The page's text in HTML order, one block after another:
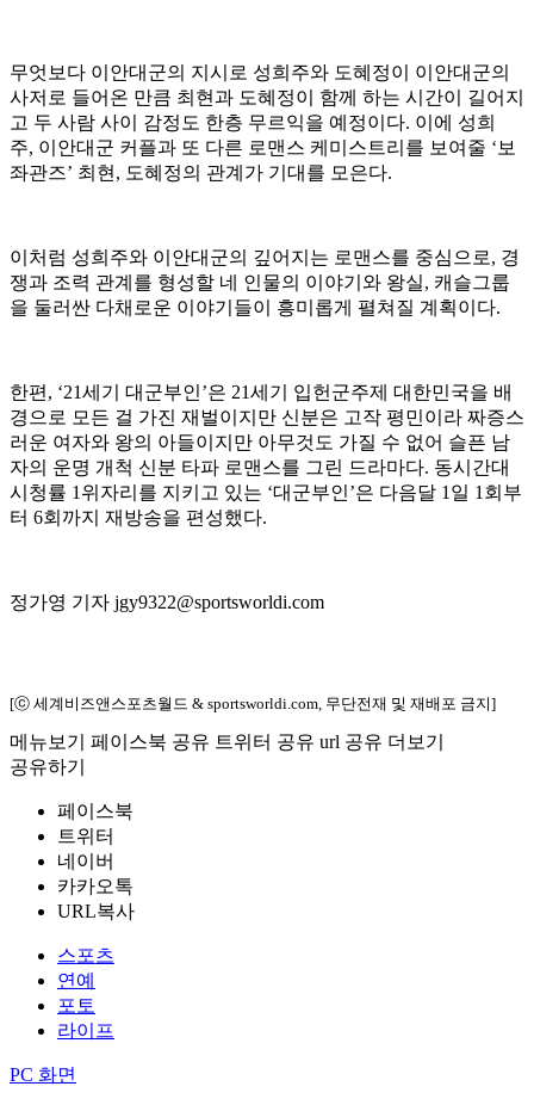
무엇보다 이안대군의 지시로 성희주와 도혜정이 이안대군의
사저로 들어온 만큼 최현과 도혜정이 함께 하는 시간이 길어지
고 두 사람 사이 감정도 한층 무르익을 예정이다. 이에 성희
주, 이안대군 커플과 또 다른 로맨스 케미스트리를 보여줄 ‘보
좌관즈’ 최현, 도혜정의 관계가 기대를 모은다.
이처럼 성희주와 이안대군의 깊어지는 로맨스를 중심으로, 경
쟁과 조력 관계를 형성할 네 인물의 이야기와 왕실, 캐슬그룹
을 둘러싼 다채로운 이야기들이 흥미롭게 펼쳐질 계획이다.
한편, ‘21세기 대군부인’은 21세기 입헌군주제 대한민국을 배
경으로 모든 걸 가진 재벌이지만 신분은 고작 평민이라 짜증스
러운 여자와 왕의 아들이지만 아무것도 가질 수 없어 슬픈 남
자의 운명 개척 신분 타파 로맨스를 그린 드라마다. 동시간대
시청률 1위자리를 지키고 있는 ‘대군부인’은 다음달 1일 1회부
터 6회까지 재방송을 편성했다.
정가영 기자 jgy9322@sportsworldi.com
[ⓒ 세계비즈앤스포츠월드 & sportsworldi.com, 무단전재 및 재배포 금지]
메뉴보기 페이스북 공유 트위터 공유 url 공유 더보기
공유하기
페이스북
트위터
네이버
카카오톡
URL복사
스포츠
연예
포토
라이프
PC 화면